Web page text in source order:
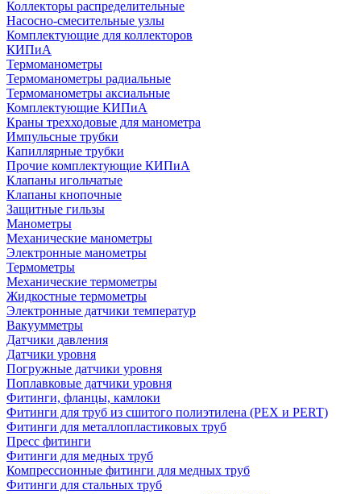
Коллекторы распределительные
Насосно-смесительные узлы
Комплектующие для коллекторов
КИПиА
Термоманометры
Термоманометры радиальные
Термоманометры аксиальные
Комплектующие КИПиА
Краны трехходовые для манометра
Импульсные трубки
Капиллярные трубки
Прочие комплектующие КИПиА
Клапаны игольчатые
Клапаны кнопочные
Защитные гильзы
Манометры
Механические манометры
Электронные манометры
Термометры
Механические термометры
Жидкостные термометры
Электронные датчики температур
Вакуумметры
Датчики давления
Датчики уровня
Погружные датчики уровня
Поплавковые датчики уровня
Фитинги, фланцы, камлоки
Фитинги для труб из сшитого полиэтилена (PEX и PERT)
Фитинги для металлопластиковых труб
Пресс фитинги
Фитинги для медных труб
Компрессионные фитинги для медных труб
Фитинги для стальных труб